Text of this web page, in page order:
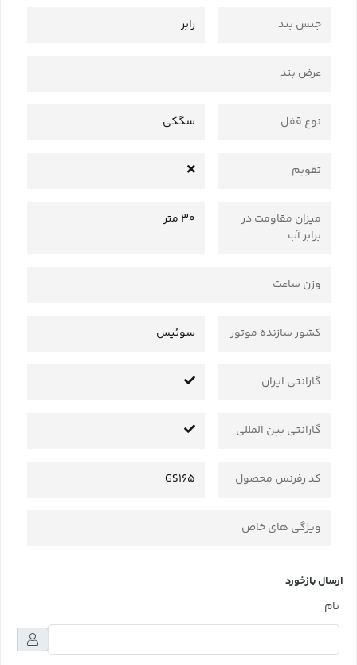
جنس بند رابر
عرض بند
نوع قفل سگکی
تقویم
میزان مقاومت در
برابر آب
30 متر
وزن ساعت
کشور سازنده موتور سوئیس
گارانتی ایران
گارانتی بین المللی
کد رفرنس محصول GS165
ویژگی های خاص
ارسال بازخورد
نام